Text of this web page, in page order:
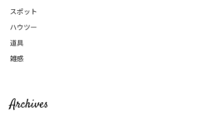
スポット
ハウツー
道具
雑感
Archives